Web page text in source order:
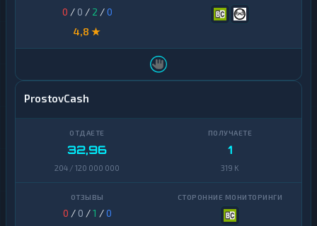
0 / 0 / 2 /0
4,8 ★
ProstovCash
32,96
204 / 120 000 000
1
319 K
0 / 0 /1 /0